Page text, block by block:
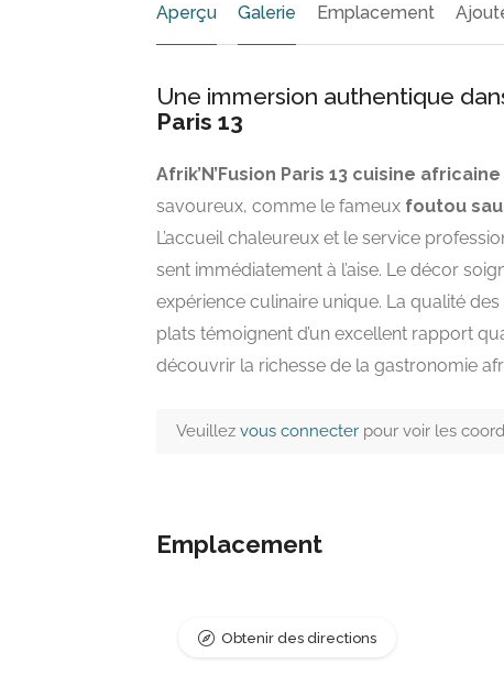
Aperçu Galerie Emplacement
Une immersion authentique
Paris 13
Afrik’N’Fusion Paris 13 cuisine africaine
savoureux, comme le fameux foutou
L’accueil chaleureux et le service
sent immédiatement à l’aise. Le décor
expérience culinaire unique. La qualité
plats témoignent d’un excellent rapport
découvrir la richesse de la gastronomie
Veuillez vous connecter pour voir les
Emplacement
Obtenir des directions